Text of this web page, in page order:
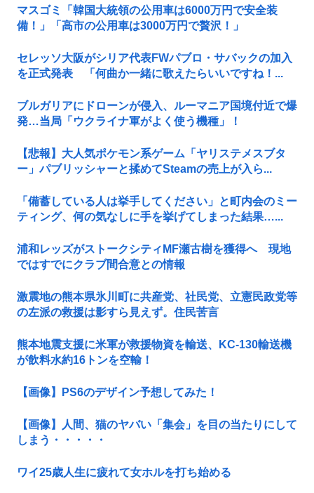
マスゴミ「韓国大統領の公用車は6000万円で安全装
備！」「高市の公用車は3000万円で贅沢！」
セレッソ大阪がシリア代表FWパブロ・サバックの加入
を正式発表 「何曲か一緒に歌えたらいいですね！...
ブルガリアにドローンが侵入、ルーマニア国境付近で爆
発…当局「ウクライナ軍がよく使う機種」！
【悲報】大人気ポケモン系ゲーム「ヤリステメスブタ
ー」パブリッシャーと揉めてSteamの売上が入ら...
「備蓄している人は挙手してください」と町内会のミー
ティング、何の気なしに手を挙げてしまった結果…...
浦和レッズがストークシティMF瀬古樹を獲得へ 現地
ではすでにクラブ間合意との情報
激震地の熊本県氷川町に共産党、社民党、立憲民政党等
の左派の救援は影すら見えず。住民苦言
熊本地震支援に米軍が救援物資を輸送、KC-130輸送機
が飲料水約16トンを空輸！
【画像】PS6のデザイン予想してみた！
【画像】人間、猫のヤバい「集会」を目の当たりにして
しまう・・・・・
ワイ25歳人生に疲れて女ホルを打ち始める